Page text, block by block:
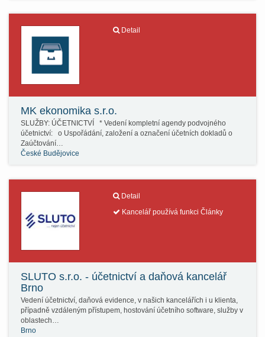
Detail
MK ekonomika s.r.o.
SLUŽBY: ÚČETNICTVÍ * Vedení kompletní agendy podvojného
účetnictví: o Uspořádání, založení a označení účetních dokladů o
Zaúčtování…
České Budějovice
Detail
Kancelář používá funkci Články
SLUTO s.r.o. - účetnictví a daňová kancelář
Brno
Vedení účetnictví, daňová evidence, v našich kancelářích i u klienta,
případně vzdáleným přístupem, hostování účetního software, služby v
oblastech…
Brno